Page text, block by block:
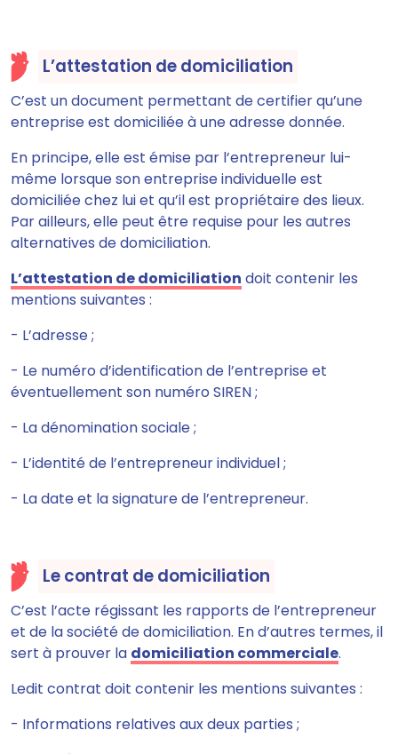
L’attestation de domiciliation
C’est un document permettant de certifier qu’une
entreprise est domiciliée à une adresse donnée.
En principe, elle est émise par l’entrepreneur lui-
même lorsque son entreprise individuelle est
domiciliée chez lui et qu’il est propriétaire des lieux.
Par ailleurs, elle peut être requise pour les autres
alternatives de domiciliation.
L’attestation de domiciliation doit contenir les
mentions suivantes :
- L’adresse ;
- Le numéro d’identification de l’entreprise et
éventuellement son numéro SIREN ;
- La dénomination sociale ;
- L’identité de l’entrepreneur individuel ;
- La date et la signature de l’entrepreneur.
Le contrat de domiciliation
C’est l’acte régissant les rapports de l’entrepreneur
et de la société de domiciliation. En d’autres termes, il
sert à prouver la domiciliation commerciale.
Ledit contrat doit contenir les mentions suivantes :
- Informations relatives aux deux parties ;